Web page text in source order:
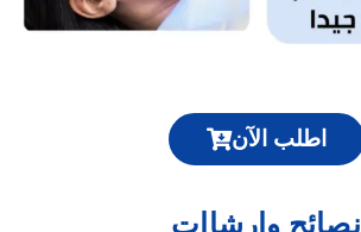
اطلب الآن
نصائح وإرشاات